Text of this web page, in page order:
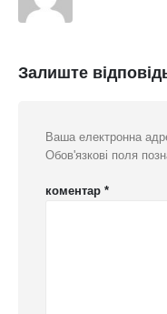
Залиште
Ваша електронна
Обов'язкові поля
коментар *